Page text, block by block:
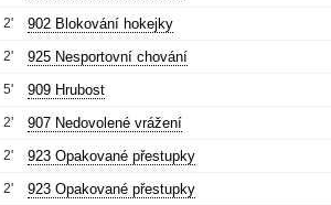
2'
902 Blokování hokejky
2'
925 Nesportovní chování
5'
909 Hrubost
2'
907 Nedovolené vrážení
2'
923 Opakované přestupky
2'
923 Opakované přestupky